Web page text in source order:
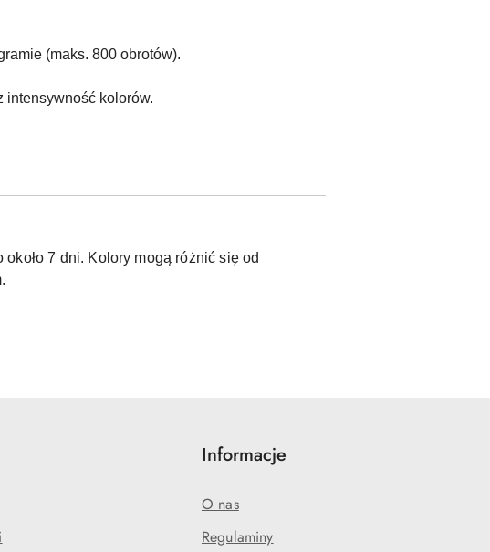
(maks. 800 obrotów).
intensywność kolorów.
7 dni. Kolory mogą różnić się od
Informacje
O nas
Regulaminy